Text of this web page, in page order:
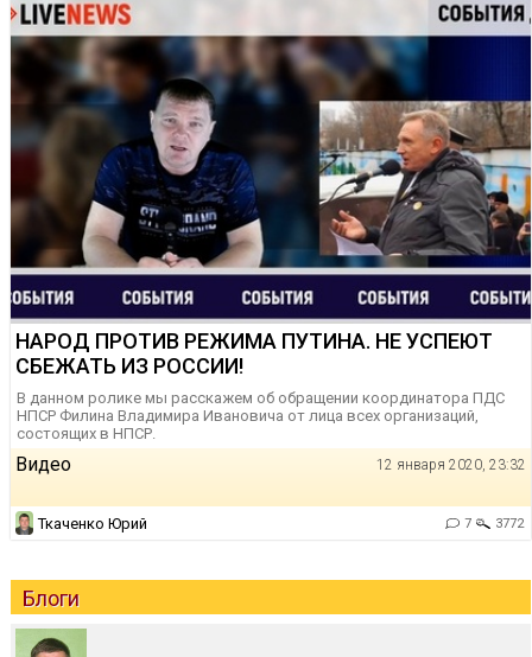
НАРОД ПРОТИВ РЕЖИМА ПУТИНА. НЕ УСПЕЮТ
СБЕЖАТЬ ИЗ РОССИИ!
В данном ролике мы расскажем об обращении координатора ПДС
НПСР Филина Владимира Ивановича от лица всех организаций,
состоящих в НПСР.
Видео 12 января 2020, 23:32
Ткаченко Юрий 7 3772
Блоги